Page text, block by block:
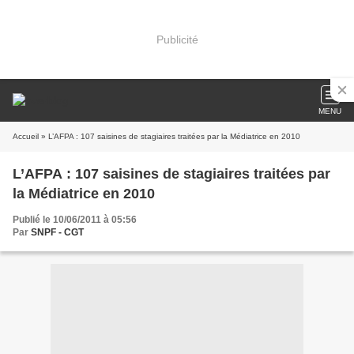
Publicité
MENU
Accueil » L’AFPA : 107 saisines de stagiaires traitées par la Médiatrice en 2010
L’AFPA : 107 saisines de stagiaires traitées par
la Médiatrice en 2010
Publié le 10/06/2011 à 05:56
Par SNPF - CGT